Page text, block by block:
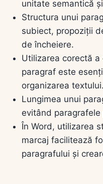
unitate semantică
Structura unui
subiect, propoziții
de încheiere.
Utilizarea corectă
paragraf este
organizarea textului.
Lungimea unui
evitând
În Word, utilizarea
marcaj facilitează
paragrafului și